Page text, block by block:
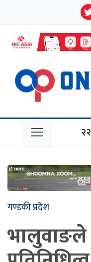
गण्डकी प्रदेश
भालुवाङले